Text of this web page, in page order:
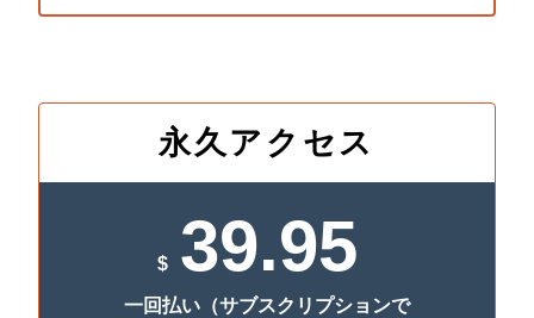
永久アクセス
$ 39.95
一回払い（サブスクリプションで